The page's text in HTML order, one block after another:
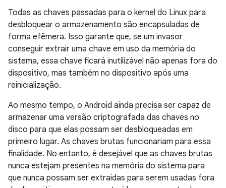
Todas as chaves passadas para o kernel do Linux para
desbloquear o armazenamento são encapsuladas de
forma efêmera. Isso garante que, se um invasor
conseguir extrair uma chave em uso da memória do
sistema, essa chave ficará inutilizável não apenas fora do
dispositivo, mas também no dispositivo após uma
reinicialização.
Ao mesmo tempo, o Android ainda precisa ser capaz de
armazenar uma versão criptografada das chaves no
disco para que elas possam ser desbloqueadas em
primeiro lugar. As chaves brutas funcionariam para essa
finalidade. No entanto, é desejável que as chaves brutas
nunca estejam presentes na memória do sistema para
que nunca possam ser extraídas para serem usadas fora